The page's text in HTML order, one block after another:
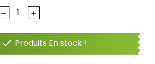
 Produits En stock !